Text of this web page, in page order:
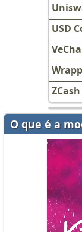
USD
ZCash
O que é a